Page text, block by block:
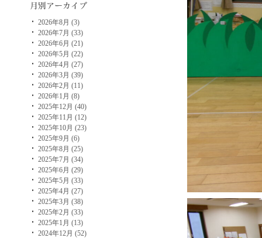
2026年8月 (3)
2026年7月 (33)
2026年6月 (21)
2026年5月 (22)
2026年4月 (27)
2026年3月 (39)
2026年2月 (11)
2026年1月 (8)
2025年12月 (40)
2025年11月 (12)
2025年10月 (23)
2025年9月 (6)
2025年8月 (25)
2025年7月 (34)
2025年6月 (29)
2025年5月 (33)
2025年4月 (27)
2025年3月 (38)
2025年2月 (33)
2025年1月 (13)
2024年12月 (52)